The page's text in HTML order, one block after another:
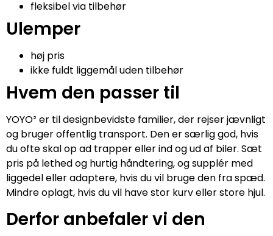
fleksibel via tilbehør
Ulemper
høj pris
ikke fuldt liggemål uden tilbehør
Hvem den passer til
YOYO² er til designbevidste familier, der rejser jævnligt
og bruger offentlig transport. Den er særlig god, hvis
du ofte skal op ad trapper eller ind og ud af biler. Sæt
pris på lethed og hurtig håndtering, og supplér med
liggedel eller adaptere, hvis du vil bruge den fra spæd.
Mindre oplagt, hvis du vil have stor kurv eller store hjul.
Derfor anbefaler vi den